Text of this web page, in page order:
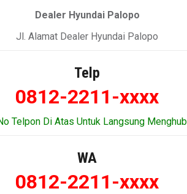
Dealer Hyundai Palopo
Jl. Alamat Dealer Hyundai Palopo
Telp
0812-2211-xxxx
Telpon Di Atas Untuk Langsung
WA
0812-2211-xxxx